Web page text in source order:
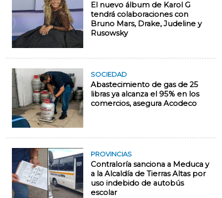
El nuevo álbum de Karol G
tendrá colaboraciones con
Bruno Mars, Drake, Judeline y
Rusowsky
SOCIEDAD
Abastecimiento de gas de 25
libras ya alcanza el 95% en los
comercios, asegura Acodeco
PROVINCIAS
Contraloría sanciona a Meduca y
a la Alcaldía de Tierras Altas por
uso indebido de autobús
escolar